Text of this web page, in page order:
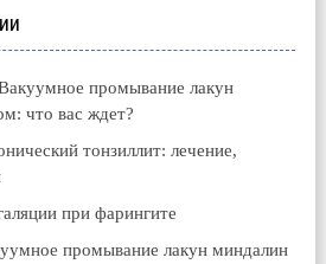
промывание лакун
что вас ждет?
тонзиллит: лечение,
при фарингите
промывание лакун миндалин